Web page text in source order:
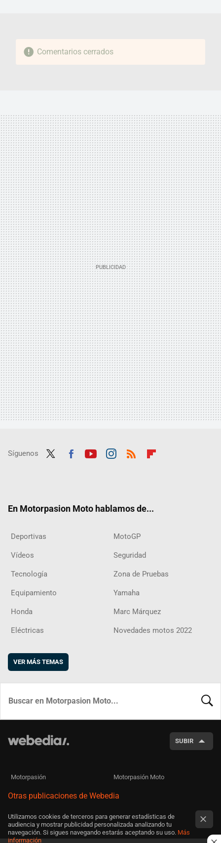
Comentarios cerrados
Síguenos
En Motorpasion Moto hablamos de...
Deportivas MotoGP
Vídeos Seguridad
Tecnología Zona de Pruebas
Equipamiento Yamaha
Honda Marc Márquez
Eléctricas Novedades motos 2022
VER MÁS TEMAS
SUBIR
Motorpasión Motorpasión Moto
Otras publicaciones de Webedia
Utilizamos cookies de terceros para generar estadísticas de
audiencia y mostrar publicidad personalizada analizando tu
navegación. Si sigues navegando estarás aceptando su uso. Más
información